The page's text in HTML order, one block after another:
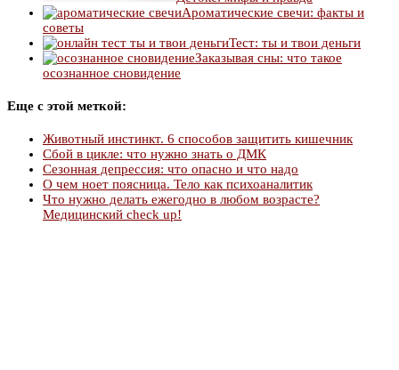
Ароматические свечи: факты и
советы
Тест: ты и твои деньги
Заказывая сны: что такое
осознанное сновидение
Еще с этой меткой:
Животный инстинкт. 6 способов защитить кишечник
Сбой в цикле: что нужно знать о ДМК
Сезонная депрессия: что опасно и что надо
О чем ноет поясница. Тело как психоаналитик
Что нужно делать ежегодно в любом возрасте?
Медицинский check up!